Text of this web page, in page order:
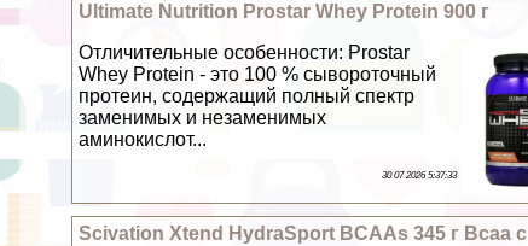
Ultimate Nutrition Prostar Whey Protein 900 г
Отличительные особенности: Prostar
Whey Protein - это 100 % сывороточный
протеин, содержащий полный спектр
заменимых и незаменимых
аминокислот...
30 07 2026 5:37:33
Scivation Xtend HydraSport BCAAs 345 г Bcaa с